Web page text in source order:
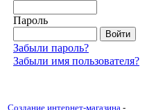
Пароль
Забыли пароль?
Забыли имя пользователя?
Создание интернет-магазина -